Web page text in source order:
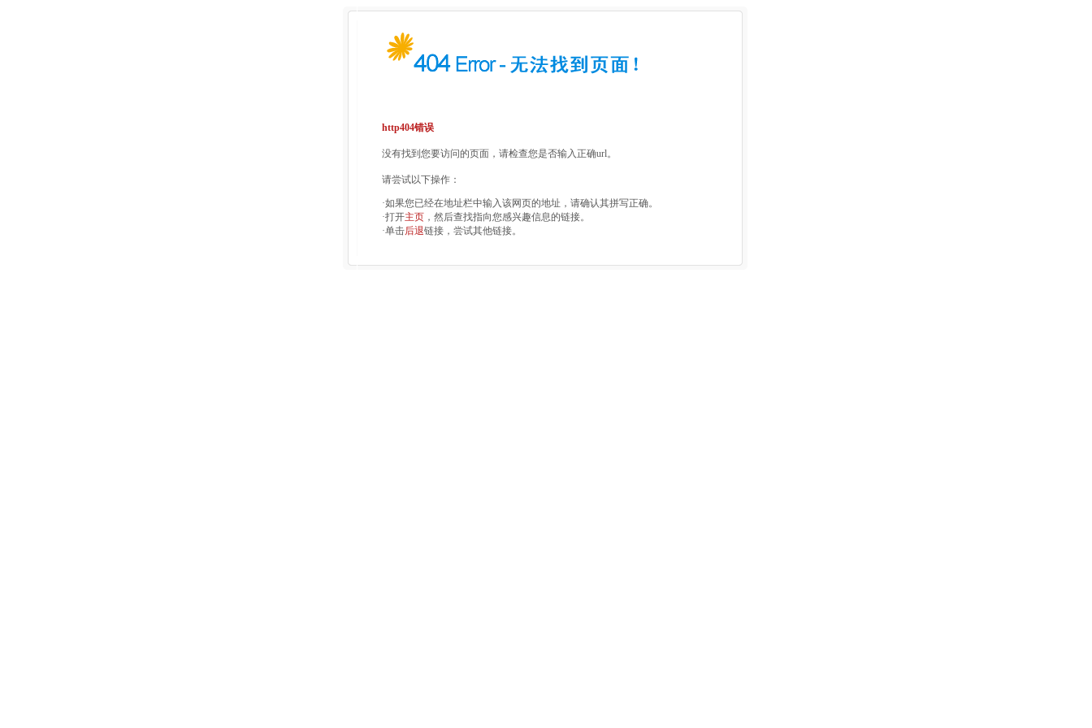
http404错误
没有找到您要访问的页面，请检查您是否输入正确url。
请尝试以下操作：
·如果您已经在地址栏中输入该网页的地址，请确认其拼写正确。
·打开主页 ，然后查找指向您感兴趣信息的链接。
·单击后退链接，尝试其他链接。